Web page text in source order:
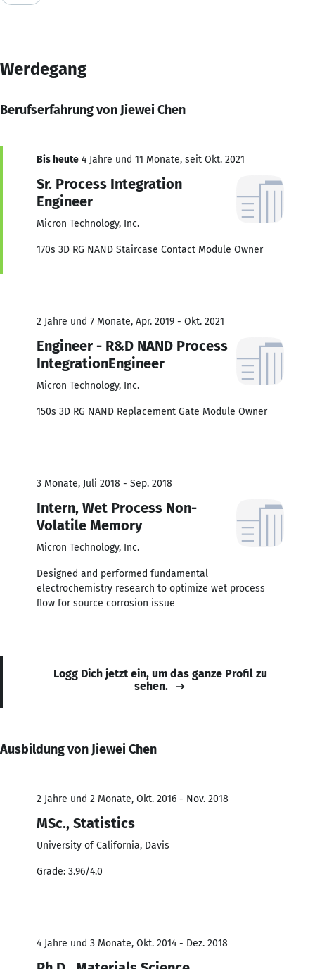
Werdegang
Berufserfahrung von Jiewei Chen
Bis heute 4 Jahre und 11 Monate, seit Okt. 2021
Sr. Process Integration
Engineer
Micron Technology, Inc.
170s 3D RG NAND Staircase Contact Module Owner
2 Jahre und 7 Monate, Apr. 2019 - Okt. 2021
Engineer - R&D NAND Process
IntegrationEngineer
Micron Technology, Inc.
150s 3D RG NAND Replacement Gate Module Owner
3 Monate, Juli 2018 - Sep. 2018
Intern, Wet Process Non-
Volatile Memory
Micron Technology, Inc.
Designed and performed fundamental
electrochemistry research to optimize wet process
flow for source corrosion issue
Logg Dich jetzt ein, um das ganze Profil zu
sehen.
Ausbildung von Jiewei Chen
2 Jahre und 2 Monate, Okt. 2016 - Nov. 2018
MSc., Statistics
University of California, Davis
Grade: 3.96/4.0
4 Jahre und 3 Monate, Okt. 2014 - Dez. 2018